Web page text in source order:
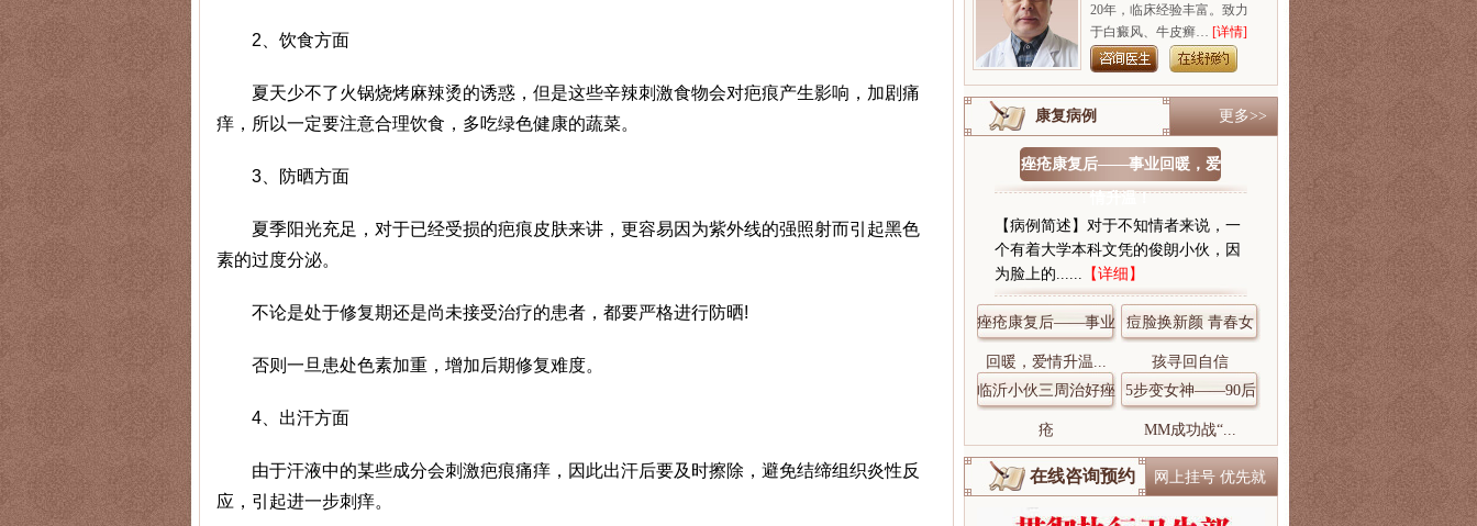
2、饮食方面
夏天少不了火锅烧烤麻辣烫的诱惑，但是这些辛辣刺激食物会对疤痕产生影响，加剧痛
痒，所以一定要注意合理饮食，多吃绿色健康的蔬菜。
3、防晒方面
夏季阳光充足，对于已经受损的疤痕皮肤来讲，更容易因为紫外线的强照射而引起黑色
素的过度分泌。
不论是处于修复期还是尚未接受治疗的患者，都要严格进行防晒!
否则一旦患处色素加重，增加后期修复难度。
4、出汗方面
由于汗液中的某些成分会刺激疤痕痛痒，因此出汗后要及时擦除，避免结缔组织炎性反
应，引起进一步刺痒。
20年，临床经验丰富。致力
于白癜风、牛皮癣… [详情]
更多>>
康复病例
痤疮康复后——事业回暖，爱
情升温！
【病例简述】对于不知情者来说，一
个有着大学本科文凭的俊朗小伙，因
为脸上的...... 【详细】
痤疮康复后——事业
回暖，爱情升温...
痘脸换新颜 青春女
孩寻回自信
临沂小伙三周治好痤
疮
5步变女神——90后
MM成功战“...
在线咨询预约 网上挂号 优先就
诊